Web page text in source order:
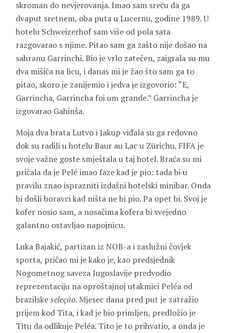
skroman do nevjerovanja. Imao sam sreću da ga
dvaput sretnem, oba puta u Lucernu, godine 1989. U
hotelu Schweizerhof sam više od pola sata
razgovarao s njime. Pitao sam ga zašto nije došao na
sahranu Garrinchi. Bio je vrlo zatečen, zaigrala su mu
dva mišića na licu, i danas mi je žao što sam ga to
pitao, skoro je zanijemio i jedva je izgovorio: “E,
Garrincha, Garrincha foi um grande.” Garrincha je
izgovarao Gahinša.
Moja dva brataLutvoiJakup viđala su ga redovno
dok su radili u hotelu Baur au Lac u Zürichu. FIFA je
svoje važne goste smještala u taj hotel. Braća su mi
pričala da je Pelé imao faze kad je pio: tada bi u
pravilu znao isprazniti izdašni hotelski minibar. Onda
bi došli boravci kad ništa ne bi pio. Pa opet bi. Svoj je
kofer nosio sam, a nosačima kofera bi svejedno
galantno ostavljao napojnicu.
Luka Bajakić, partizan iz NOB-a i zaslužni čovjek
sporta, pričao mi je kako je, kao predsjednik
Nogometnog saveza Jugoslavije predvodio
reprezentaciju na oproštajnoj utakmici Peléa od
brazilskeseleção. Mjesec dana pred put je zatražio
prijem kod Tita, i kad je bio primljen, predložio je
Titu da odlikuje Peléa. Tito je to prihvatio, a onda je